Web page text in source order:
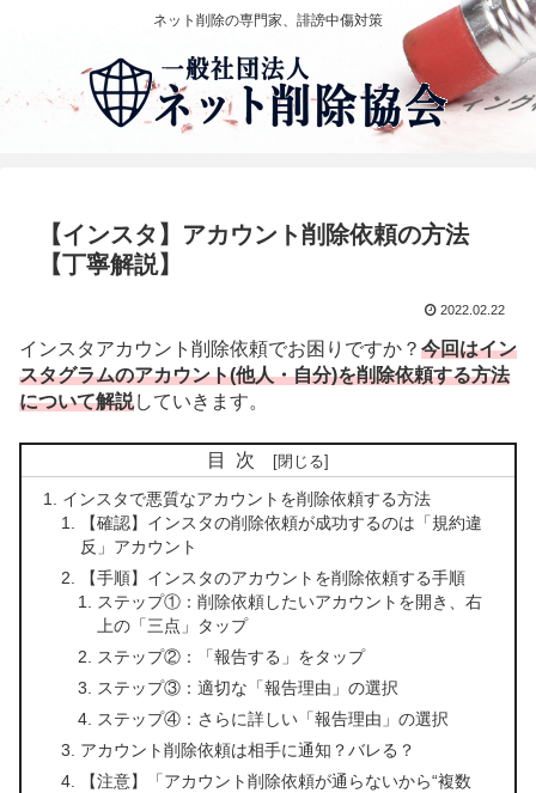
ネット削除の専門家、誹謗中傷対策
【インスタ】アカウント削除依頼の方法
【丁寧解説】
2022.02.22
インスタアカウント削除依頼でお困りですか？ 今回はイン
スタグラムのアカウント(他人・自分)を削除依頼する方法
について解説していきます。
目次
インスタで悪質なアカウントを削除依頼する方法
【確認】インスタの削除依頼が成功するのは「規約違
反」アカウント
【手順】インスタのアカウントを削除依頼する手順
ステップ①：削除依頼したいアカウントを開き、右
上の「三点」タップ
ステップ②：「報告する」をタップ
ステップ③：適切な「報告理由」の選択
ステップ④：さらに詳しい「報告理由」の選択
アカウント削除依頼は相手に通知？バレる？
【注意】「アカウント削除依頼が通らないから“複数